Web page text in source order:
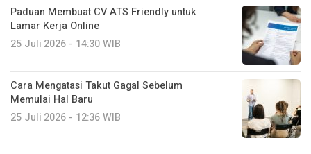
Paduan Membuat CV ATS Friendly untuk
Lamar Kerja Online
25 Juli 2026 - 14:30 WIB
Cara Mengatasi Takut Gagal Sebelum
Memulai Hal Baru
25 Juli 2026 - 12:36 WIB